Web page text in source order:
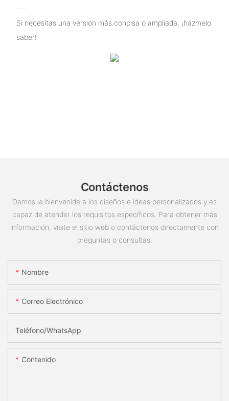
---
Si necesitas una versión más concisa o ampliada, ¡házmelo
saber!
Contáctenos
Damos la bienvenida a los diseños e ideas personalizados y es
capaz de atender los requisitos específicos. Para obtener más
información, visite el sitio web o contáctenos directamente con
preguntas o consultas.
Nombre
Correo Electrónico
Teléfono/WhatsApp
Contenido